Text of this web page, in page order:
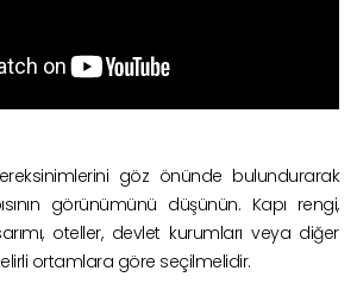
göz önünde bulundurarak
görünümünü düşünün. Kapı rengi,
oteller, devlet kurumları veya diğer
ortamlara göre seçilmelidir.